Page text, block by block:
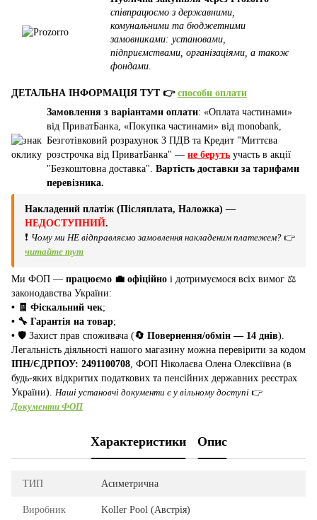
співпрацюємо з державними,
комунальними та бюджетними
замовниками: установами,
підприємствами, організаціями, а також
фондами
ДЕТАЛЬНА ІНФОРМАЦІЯ ТУТ 👉 способи оплати
Замовлення з варіантами оплати: «Оплата частинами»
від ПриватБанка, «Покупка частинами» від monobank,
Безготівковий розрахунок З ПДВ та Кредит "Миттєва
розстрочка від ПриватБанка" — не беруть участь в акції
"Безкоштовна доставка". Вартість доставки за тарифами
перевізника.
Накладений платіж (Післяплата, Наложка) —
НЕДОСТУПНИЙ.
❗ Чому ми НЕ відправляємо замовлення накладеним платежем? 👉
читайте тут
Ми ФОП — працюємо 💼 офіційно і дотримуємося всіх вимог ⚖️
законодавства України:
• 🧾 Фіскальний чек;
• 🔧 Гарантія на товар;
• 🛡️ Захист прав споживача (🔄 Повернення/обмін — 14 днів).
Легальність діяльності нашого магазину можна перевірити за кодом
ІПН/ЄДРПОУ: 2491100708 , ФОП Ніколаєва Олена Олексіївна (в
будь-яких відкритих податкових та пенсійних державних реєстрах
України). Наші установчі документи є у вільному доступі 👉
Документи ФОП
Характеристики Опис
ТИП Асиметрична
Виробник Koller Pool (Австрія)